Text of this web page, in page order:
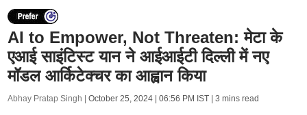
AI to Empower, Not Threaten: मेटा के
एआई साइंटिस्ट यान ने आईआईटी दिल्ली में नए
मॉडल आर्किटेक्चर का आह्वान किया
Abhay Pratap Singh | October 25, 2024 | 06:56 PM IST| 3 mins read